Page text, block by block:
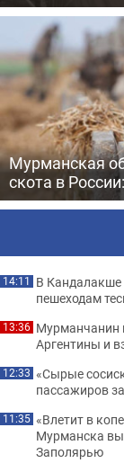
Мурманская
скота в
14:11 В Кандалакше
пешеходам
13:36 Мурманчанин
Аргентины и
12:33 «Сырые
пассажиров
11:35 «Влетит в
Мурманска
Заполярью